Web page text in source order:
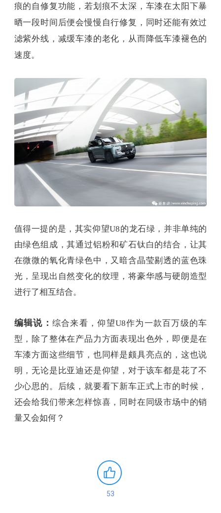
而得益于硬度较高的漆面，仰望U8还还具备轻微划
痕的自修复功能，若划痕不太深，车漆在太阳下暴
晒一段时间后便会慢慢自行修复，同时还能有效过
滤紫外线，减缓车漆的老化，从而降低车漆褪色的
速度。
值得一提的是，其实仰望U8的龙石绿，并非单纯的
光，呈现出自然变化的纹理，将豪华感与硬朗造型